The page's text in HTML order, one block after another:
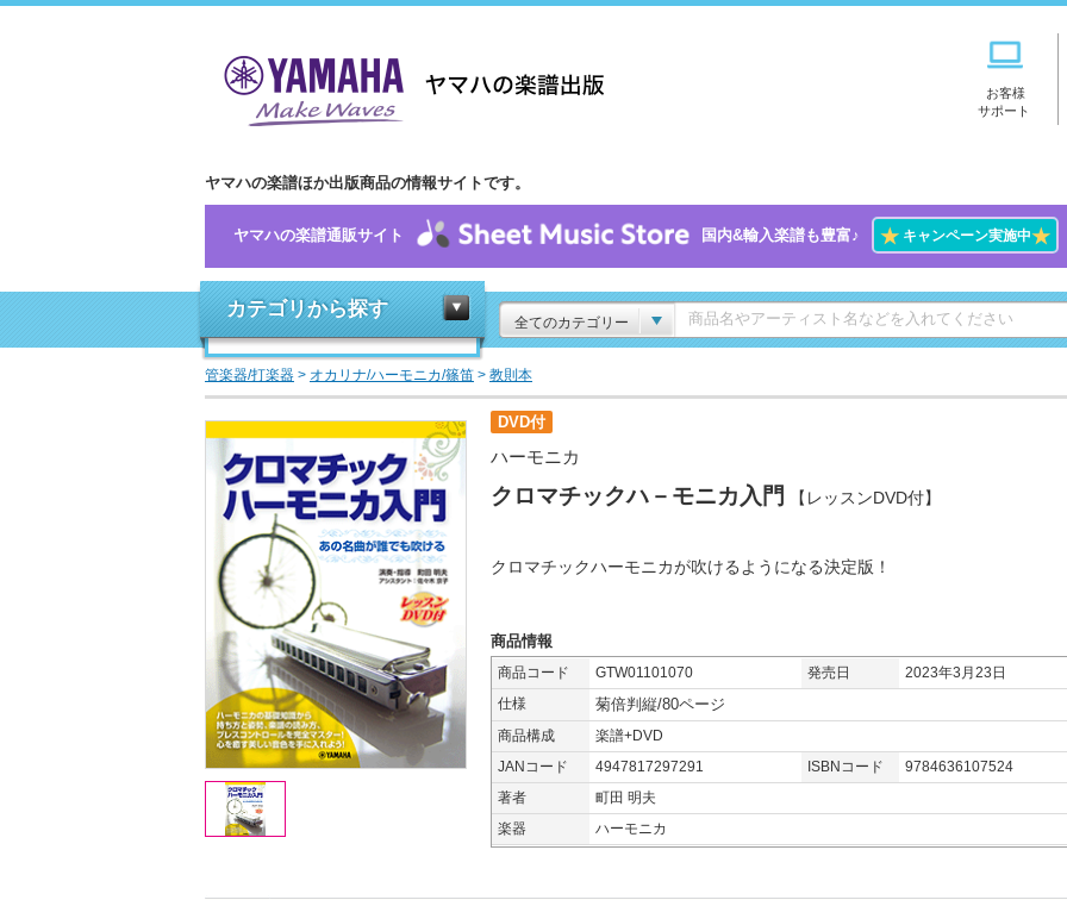
お客様
サポート
ヤマハの楽譜ほか出版商品の情報サイトです。
ヤマハの楽譜通販サイト 国内&輸入楽譜も豊富♪ ★キャンペーン実施中★
カテゴリから探す
全てのカテゴリー
管楽器/打楽器 > オカリナ/ハーモニカ/篠笛 > 教則本
DVD付
ハーモニカ
クロマチックハ－モニカ入門 【レッスンDVD付】
クロマチックハーモニカが吹けるようになる決定版！
商品情報
商品コード GTW01101070 発売日
2023年3月23日
仕様
菊倍判縦/80ページ
商品構成
楽譜+DVD
JANコード
4947817297291 ISBNコード
9784636107524
著者
町田 明夫
楽器
ハーモニカ